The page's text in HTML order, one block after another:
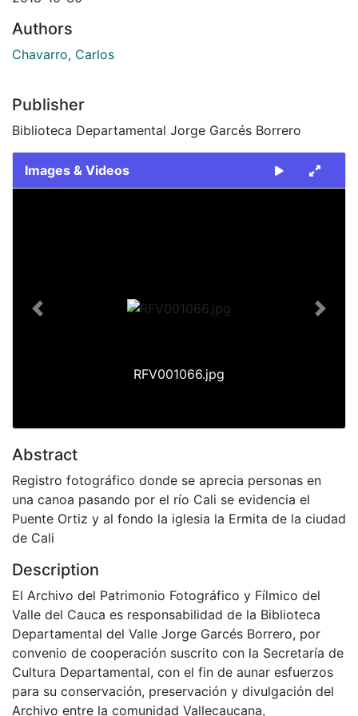
Authors
Chavarro, Carlos
Publisher
Biblioteca Departamental Jorge Garcés Borrero
Images & Videos
RFV001066.jpg
Previous Next
Abstract
Registro fotográfico donde se aprecia personas en
una canoa pasando por el río Cali se evidencia el
Puente Ortiz y al fondo la iglesia la Ermita de la ciudad
de Cali
Description
El Archivo del Patrimonio Fotográfico y Fílmico del
Valle del Cauca es responsabilidad de la Biblioteca
Departamental del Valle Jorge Garcés Borrero, por
convenio de cooperación suscrito con la Secretaría de
Cultura Departamental, con el fin de aunar esfuerzos
para su conservación, preservación y divulgación del
Archivo entre la comunidad Vallecaucana,